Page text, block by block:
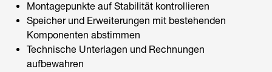
Montagepunkte auf Stabilität kontrollieren
Speicher und Erweiterungen mit bestehenden
Komponenten abstimmen
Technische Unterlagen und Rechnungen
aufbewahren